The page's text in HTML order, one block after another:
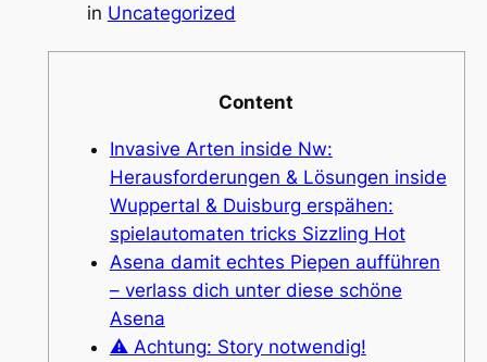
in Uncategorized
Content
Invasive Arten inside Nw:
Herausforderungen & Lösungen inside
Wuppertal & Duisburg erspähen:
spielautomaten tricks Sizzling Hot
Asena damit echtes Piepen aufführen
– verlass dich unter diese schöne
Asena
⚠️ Achtung: Story notwendig!